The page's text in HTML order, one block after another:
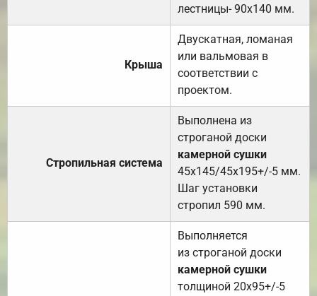
лестницы- 90х140 мм.
Крыша
Двускатная, ломаная
или вальмовая в
соответствии с
проектом.
Стропильная система
Выполнена из
строганой доски
камерной сушки
45х145/45х195+/-5 мм.
Шаг установки
стропил 590 мм.
Выполняется
из строганой доски
камерной сушки
толщиной 20х95+/-5